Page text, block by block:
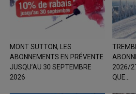
MONT SUTTON, LES
ABONNEMENTS EN PRÉVENTE
JUSQU’AU 30 SEPTEMBRE
2026
2026/
QUE...